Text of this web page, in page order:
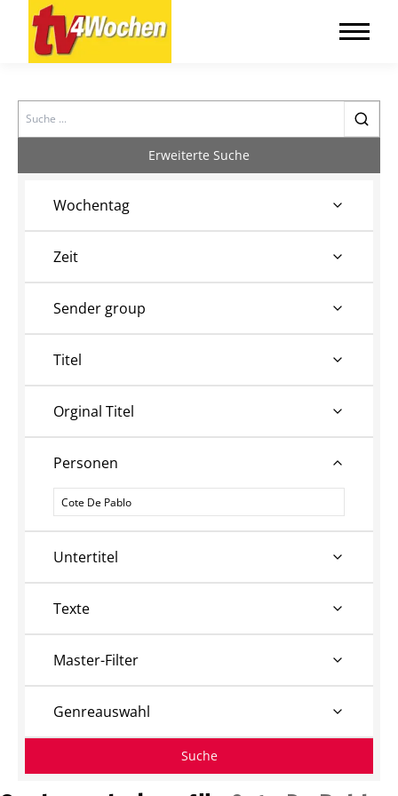
Search
Erweiterte Suche
Wochentag
Zeit
Sender group
Titel
Orginal Titel
Personen
Personen
Untertitel
Texte
Master-Filter
Genreauswahl
Suche